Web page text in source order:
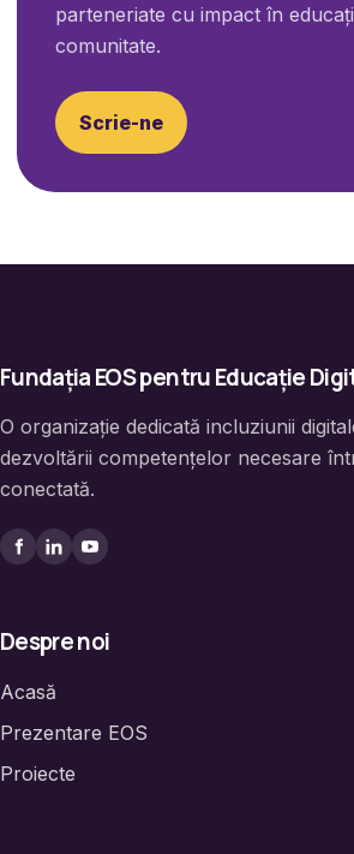
parteneriate cu impact în
comunitate.
Scrie-ne
Fundația EOS pentru Educație
O organizație dedicată incluziunii
dezvoltării competențelor necesare
conectată.
Despre noi
Acasă
Prezentare EOS
Proiecte